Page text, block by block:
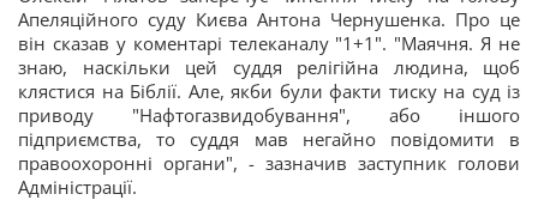
Апеляційного суду Києва Антона Чернушенка. Про це
він сказав у коментарі телеканалу "1+1". "Маячня. Я не
знаю, наскільки цей суддя релігійна людина, щоб
клястися на Біблії. Але, якби були факти тиску на суд із
приводу "Нафтогазвидобування", або іншого
підприємства, то суддя мав негайно повідомити в
правоохоронні органи", - зазначив заступник голови
Адміністрації.